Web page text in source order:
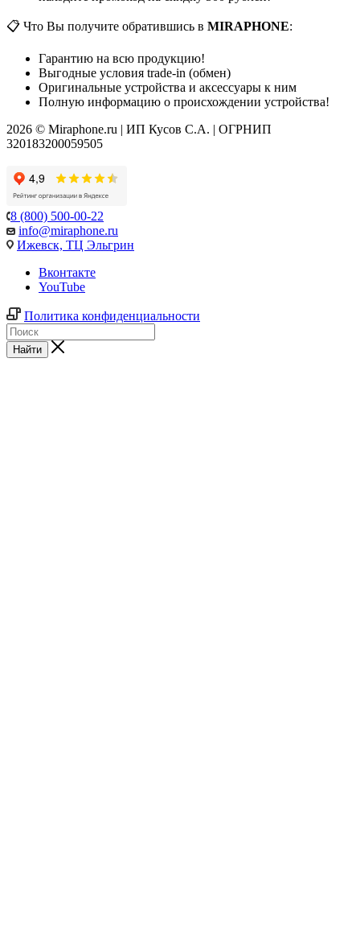
📋 Что Вы получите обратившись в MIRAPHONE:
Гарантию на всю продукцию!
Выгодные условия trade-in (обмен)
Оригинальные устройства и аксессуары к ним
Полную информацию о происхождении устройства!
2026 © Miraphone.ru | ИП Кусов С.А. | ОГРНИП
320183200059505
8 (800) 500-00-22
info@miraphone.ru
Ижевск, ТЦ Эльгрин
Вконтакте
YouTube
Политика конфиденциальности
Найти